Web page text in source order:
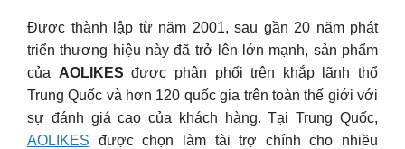
Được thành lập từ năm 2001, sau gần 20 năm phát
triển thương hiệu này đã trở lên lớn mạnh, sản phẩm
của AOLIKES được phân phối trên khắp lãnh thổ
Trung Quốc và hơn 120 quốc gia trên toàn thế giới với
sự đánh giá cao của khách hàng. Tại Trung Quốc,
AOLIKES được chọn làm tài trợ chính cho nhiều